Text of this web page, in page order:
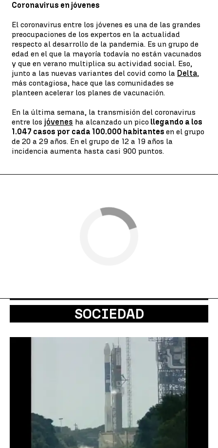
Coronavirus en jóvenes
El coronavirus entre los jóvenes es una de las grandes
preocupaciones de los expertos en la actualidad
respecto al desarrollo de la pandemia. Es un grupo de
edad en el que la mayoría todavía no están vacunados
y que en verano multiplica su actividad social. Eso,
junto a las nuevas variantes del covid como la Delta,
más contagiosa, hace que las comunidades se
planteen acelerar los planes de vacunación.
En la última semana, la transmisión del coronavirus
entre los jóvenes ha alcanzado un pico llegando a los
1.047 casos por cada 100.000 habitantes en el grupo
de 20 a 29 años. En el grupo de 12 a 19 años la
incidencia aumenta hasta casi 900 puntos.
SOCIEDAD